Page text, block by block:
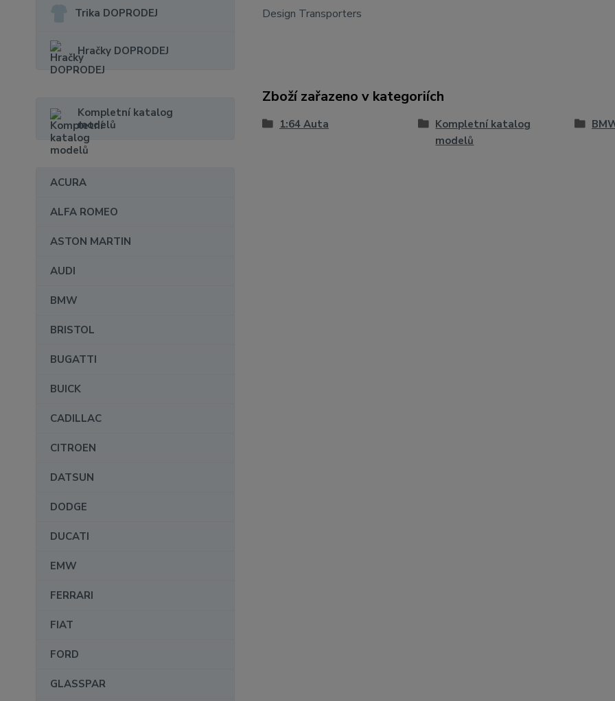
Trika DOPRODEJ
Hračky DOPRODEJ
Kompletní katalog
modelů
ACURA
ALFA ROMEO
ASTON MARTIN
AUDI
BMW
BRISTOL
BUGATTI
BUICK
CADILLAC
CITROEN
DATSUN
DODGE
DUCATI
EMW
FERRARI
FIAT
FORD
GLASSPAR
Design Transporters
Zboží zařazeno v kategoriích
1:64 Auta
Kompletní katalog
modelů